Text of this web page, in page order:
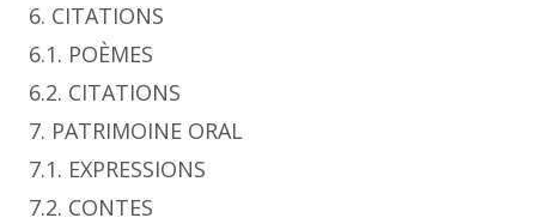
6. CITATIONS
6.1. POÈMES
6.2. CITATIONS
7. PATRIMOINE ORAL
7.1. EXPRESSIONS
7.2. CONTES